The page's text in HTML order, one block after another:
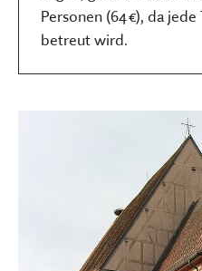
Personen (64 €), da
betreut wird.